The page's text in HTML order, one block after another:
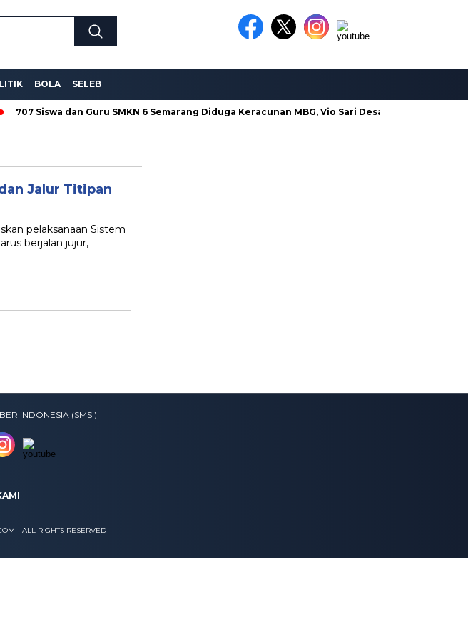
BOLA SELEB
707 Siswa dan Guru SMKN 6 Semarang Diduga Keracunan MBG, Vio Sari Desak Pengusutan
Jalur Titipan
pelaksanaan Sistem
berjalan jujur,
INDONESIA (SMSI)
- ALL RIGHTS RESERVED